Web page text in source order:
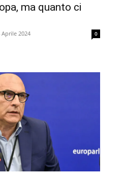
ma quanto ci
Aprile 2024 0